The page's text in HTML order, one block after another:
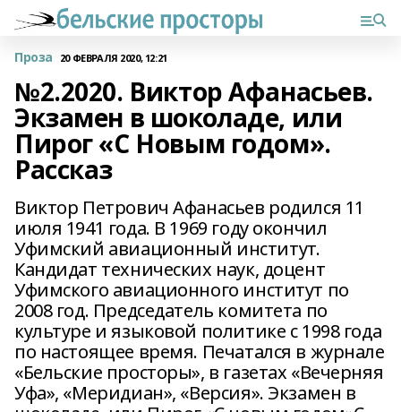
Проза 20 ФЕВРАЛЯ 2020, 12:21
№2.2020. Виктор Афанасьев.
Экзамен в шоколаде, или
Пирог «С Новым годом».
Рассказ
Виктор Петрович Афанасьев родился 11
июля 1941 года. В 1969 году окончил
Уфимский авиационный институт.
Кандидат технических наук, доцент
Уфимского авиационного институт по
2008 год. Председатель комитета по
культуре и языковой политике с 1998 года
по настоящее время. Печатался в журнале
«Бельские просторы», в газетах «Вечерняя
Уфа», «Меридиан», «Версия». Экзамен в